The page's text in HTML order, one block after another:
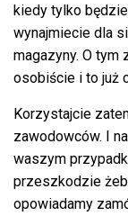
kiedy tylko
wynajmiecie dla
magazyny. O
osobiście i to już
Korzystajcie
zawodowców. I
waszym
przeszkodzie
opowiadamy